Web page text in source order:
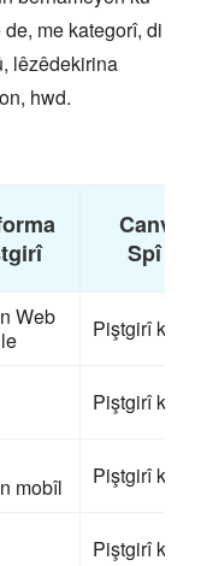
me kategorî, di
lêzêdekirina
hwd.
Spî ya
Web
Piştgirî kirin
Piştgirî kirin
mobîl
Piştgirî kirin
Piştgirî kirin